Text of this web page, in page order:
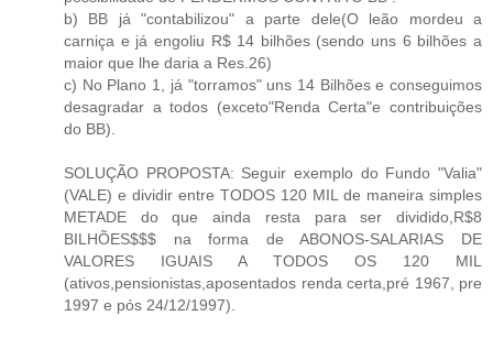
b) BB já "contabilizou" a parte dele(O leão mordeu a
carniça e já engoliu R$ 14 bilhões (sendo uns 6 bilhões a
maior que lhe daria a Res.26)
c) No Plano 1, já "torramos" uns 14 Bilhões e conseguimos
desagradar a todos (exceto"Renda Certa"e contribuições
do BB).
SOLUÇÃO PROPOSTA: Seguir exemplo do Fundo "Valia"
(VALE) e dividir entre TODOS 120 MIL de maneira simples
METADE do que ainda resta para ser dividido,R$8
BILHÕES$$$ na forma de ABONOS-SALARIAS DE
VALORES IGUAIS A TODOS OS 120 MIL
(ativos,pensionistas,aposentados renda certa,pré 1967, pre
1997 e pós 24/12/1997).